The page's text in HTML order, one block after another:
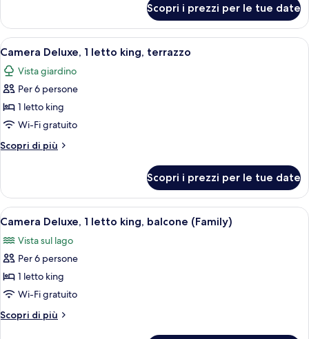
king,
accessibile
ai
disabili
1
letto
king,
ai
disabili
Scopri i prezzi per le tue date
Apri
tutte
le
foto
per
Camera
Deluxe,
1
king,
terrazzo
Una camera d'hotel con un letto
5
Camera Deluxe, 1 letto king, terrazzo
Vista giardino
Per 6 persone
1 letto king
Wi-Fi gratuito
Scopri di più
Altri
Deluxe,
letto
terrazzo
Scopri i prezzi per le tue date
Apri
tutte
le
foto
per
Camera
Deluxe,
1
Camera d'albergo con un letto
6
Camera Deluxe, 1 letto king, balcone (Family)
Vista sul lago
Per 6 persone
1 letto king
Wi-Fi gratuito
Scopri di più
Altri